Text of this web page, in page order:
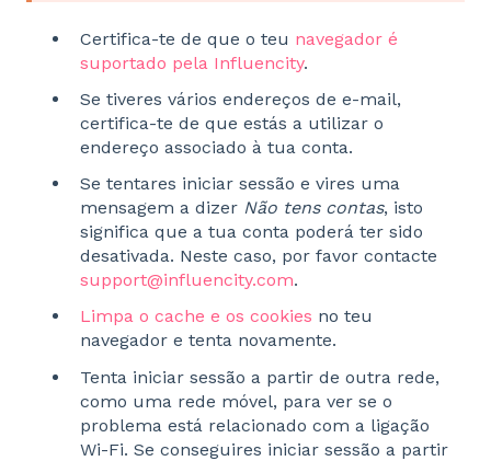
Certifica-te de que o teu navegador é
suportado pela Influencity.
Se tiveres vários endereços de e-mail,
certifica-te de que estás a utilizar o
endereço associado à tua conta.
Se tentares iniciar sessão e vires uma
mensagem a dizer Não tens contas, isto
significa que a tua conta poderá ter sido
desativada. Neste caso, por favor contacte
support@influencity.com.
Limpa o cache e os cookies no teu
navegador e tenta novamente.
Tenta iniciar sessão a partir de outra rede,
como uma rede móvel, para ver se o
problema está relacionado com a ligação
Wi-Fi. Se conseguires iniciar sessão a partir